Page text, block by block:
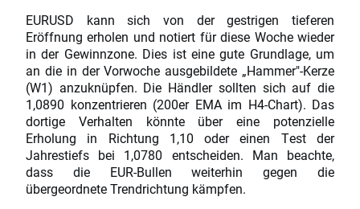
EURUSD kann sich von der gestrigen tieferen
Eröffnung erholen und notiert für diese Woche wieder
in der Gewinnzone. Dies ist eine gute Grundlage, um
an die in der Vorwoche ausgebildete „Hammer"-Kerze
(W1) anzuknüpfen. Die Händler sollten sich auf die
1,0890 konzentrieren (200er EMA im H4-Chart). Das
dortige Verhalten könnte über eine potenzielle
Erholung in Richtung 1,10 oder einen Test der
Jahrestiefs bei 1,0780 entscheiden. Man beachte,
dass die EUR-Bullen weiterhin gegen die
übergeordnete Trendrichtung kämpfen.